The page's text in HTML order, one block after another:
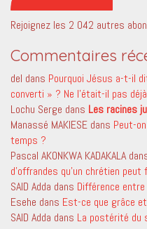
Rejoignez les 2 042 autres
Commentaires
del dans Pourquoi Jésus a-t-il
converti » ? Ne l’était-il pas
Lochu Serge dans Les racines
Manassé MAKIESE dans Peut-
temps ?
Pascal AKONKWA KADAKALA
d’offrandes qu’un chrétien peut
SAID Adda dans Différence
Esehe dans Est-ce que grâce
SAID Adda dans La postérité du